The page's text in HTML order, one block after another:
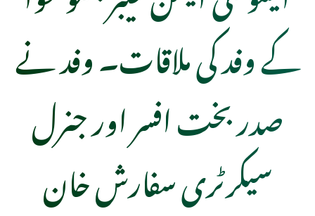
کے وفد کی ملاقات۔ وفد نے
صدر بخت افسر اور جنرل
سیکرٹری سفارش خان